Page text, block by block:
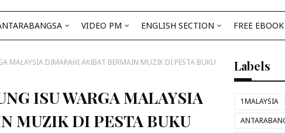
VIDEO PM ENGLISH SECTION FREE EBOOK
MALAYSIA DIMARAHI AKIBAT BERMAIN MUZIK DI PESTA BUKU
ISU WARGA MALAYSIA
MUZIK DI PESTA BUKU
Labels
1MALAYSIA